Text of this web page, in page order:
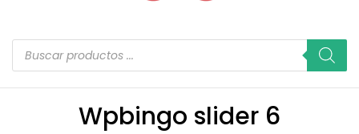
Wpbingo slider 6